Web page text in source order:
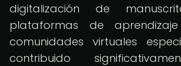
digitalización de
plataformas de
comunidades virtuales
contribuido